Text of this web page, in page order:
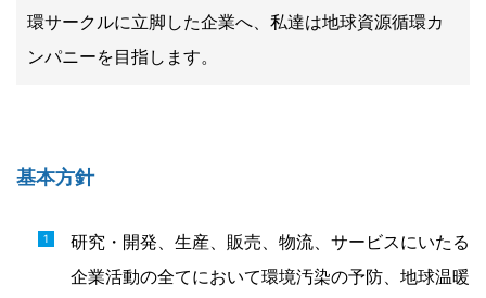
環サークルに立脚した企業へ、私達は地球資源循環カ
ンパニーを目指します。
基本方針
研究・開発、生産、販売、物流、サービスにいたる
企業活動の全てにおいて環境汚染の予防、地球温暖